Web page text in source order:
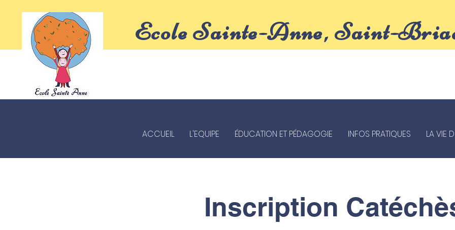
Ecole Sainte-Anne, Saint-
ACCUEIL L'EQUIPE ÉDUCATION ET PÉDAGOGIE INFOS PRATIQUES LA VIE
Inscription